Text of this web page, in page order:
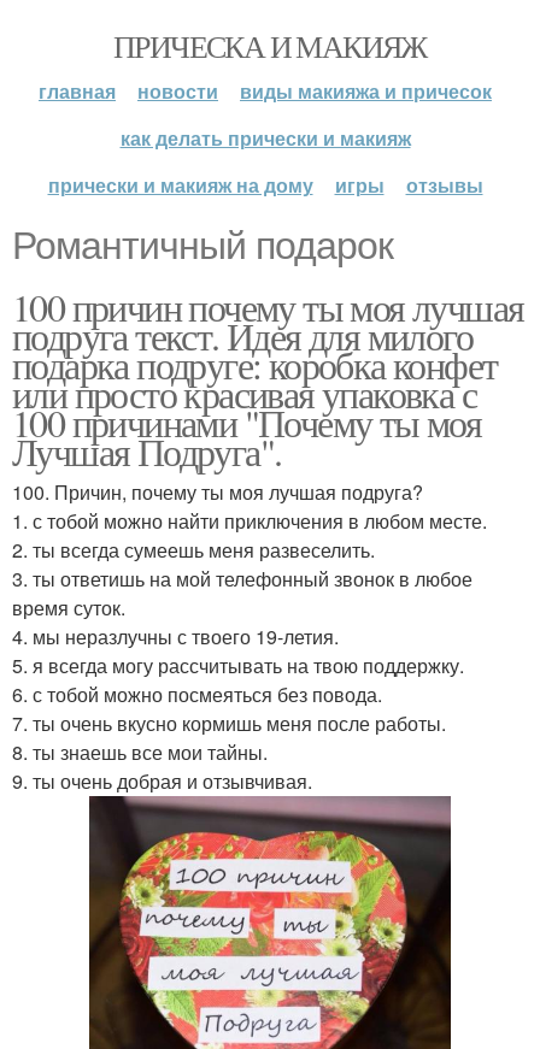
ПРИЧЕСКА И МАКИЯЖ
главная новости
виды макияжа и причесок
как делать прически и макияж
прически и макияж на дому
игры отзывы
Романтичный подарок
100 причин почему ты моя лучшая
подруга текст. Идея для милого
подарка подруге: коробка конфет
или просто красивая упаковка с
100 причинами "Почему ты моя
Лучшая Подруга".
100. Причин, почему ты моя лучшая подруга?
1. с тобой можно найти приключения в любом месте.
2. ты всегда сумеешь меня развеселить.
3. ты ответишь на мой телефонный звонок в любое
время суток.
4. мы неразлучны с твоего 19-летия.
5. я всегда могу рассчитывать на твою поддержку.
6. с тобой можно посмеяться без повода.
7. ты очень вкусно кормишь меня после работы.
8. ты знаешь все мои тайны.
9. ты очень добрая и отзывчивая.